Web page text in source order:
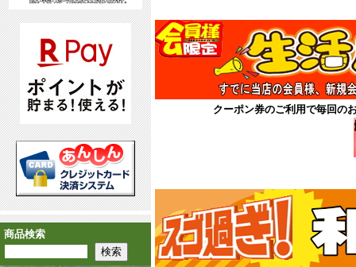
商品検索
クーポン券のご利用で毎回の